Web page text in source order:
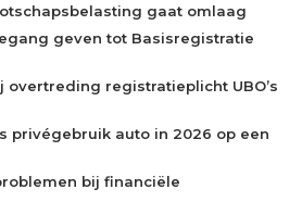
gaat omlaag
geven tot Basisregistratie
overtreding registratieplicht UBO’s
privégebruik auto in 2026 op een
bij financiële